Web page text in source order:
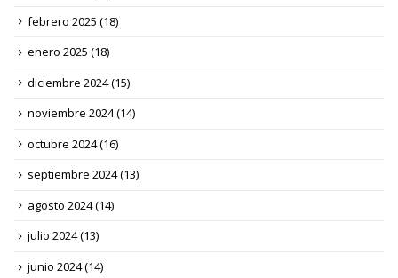
febrero 2025 (18)
enero 2025 (18)
diciembre 2024(15)
noviembre 2024(14)
octubre 2024(16)
septiembre 2024(13)
agosto 2024(14)
julio 2024(13)
junio 2024(14)